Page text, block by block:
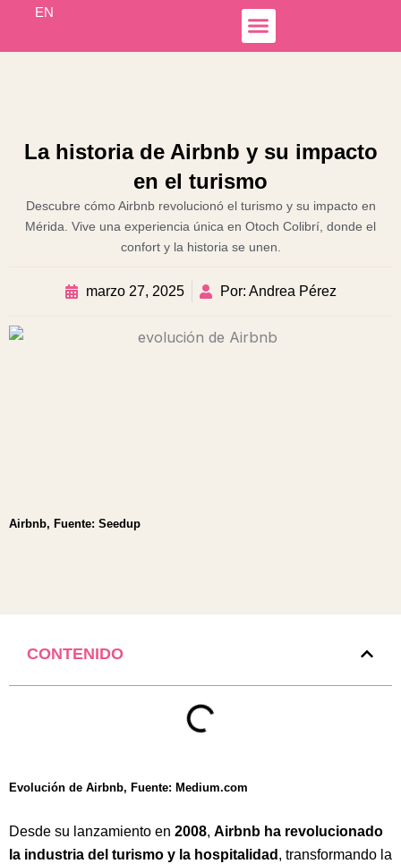
EN
La historia de Airbnb y su impacto
en el turismo
Descubre cómo Airbnb revolucionó el turismo y su impacto en
Mérida. Vive una experiencia única en Otoch Colibrí, donde el
confort y la historia se unen.
marzo 27, 2025 Por: Andrea Pérez
Airbnb, Fuente: Seedup
CONTENIDO
Evolución de Airbnb, Fuente: Medium.com
Desde su lanzamiento en 2008, Airbnb ha revolucionado
la industria del turismo y la hospitalidad , transformando la